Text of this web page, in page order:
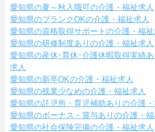
愛知県の夏～秋入職可の介護・福祉求人
愛知県のブランクOKの介護・福祉求人
愛知県の資格取得サポートの介護・福祉
愛知県の研修制度ありの介護・福祉求人
愛知県の産休･育休･介護休暇取得実績
求人
愛知県の新卒OKの介護・福祉求人
愛知県の残業少なめの介護・福祉求人
愛知県の託児所・育児補助ありの介護・
愛知県のボーナス・賞与ありの介護・福
愛知県の社会保険完備の介護・福祉求人